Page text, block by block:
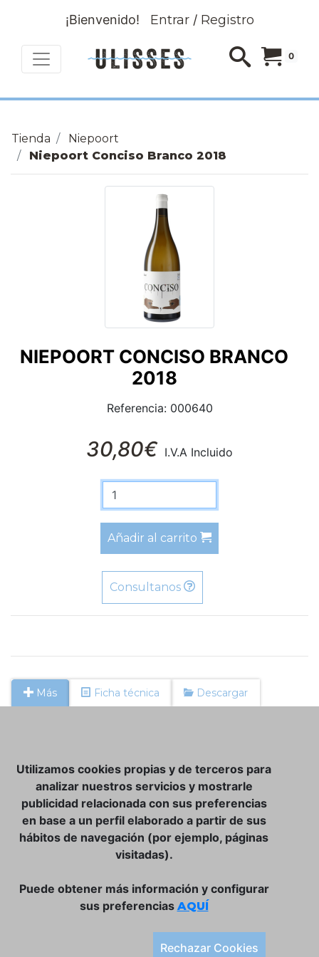
¡Bienvenido! Entrar/ Registro
0
Tienda
Niepoort
Niepoort Conciso Branco 2018
NIEPOORT CONCISO BRANCO
2018
Referencia: 000640
30,80€ I.V.A Incluido
Añadir al carrito
Consultanos
Más Ficha técnica Descargar
CLUB VINATER
CONTACTO
TIENDA ONLINE:
Plaça de la Llibertat, 22, 07760 Ciutadella
Tlf. 971 93 78 75
Utilizamos cookies propias y de terceros para
analizar nuestros servicios y mostrarle
publicidad relacionada con sus preferencias
en base a un perfil elaborado a partir de sus
hábitos de navegación (por ejemplo, páginas
visitadas).
Puede obtener más información y configurar
sus preferencias AQUÍ
Rechazar Cookies